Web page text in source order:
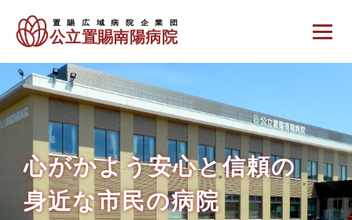
心がかよう安心と信頼の
身近な市民の病院